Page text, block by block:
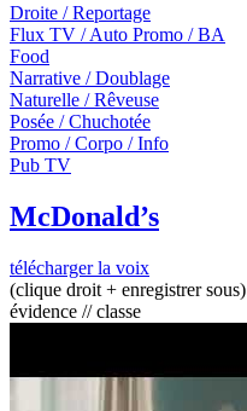
Droite / Reportage
Flux TV / Auto Promo / BA
Food
Narrative / Doublage
Naturelle / Rêveuse
Posée / Chuchotée
Promo / Corpo / Info
Pub TV
McDonald’s
télécharger la voix
(clique droit + enregistrer sous)
évidence // classe